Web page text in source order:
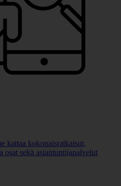
kattaa kokonaisratkaisut,
osat sekä asiantuntijapalvelut